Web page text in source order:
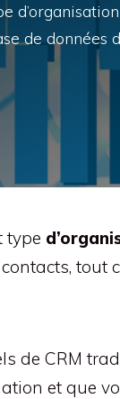
de données
type
tout
de CRM
et que